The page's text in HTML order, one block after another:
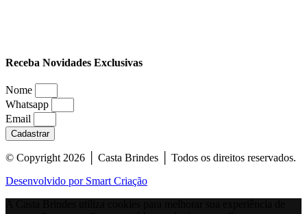
Receba Novidades Exclusivas
Nome
Whatsapp
Email
Cadastrar
© Copyright 2026 │ Casta Brindes │ Todos os direitos reservados.
Desenvolvido por Smart Criação